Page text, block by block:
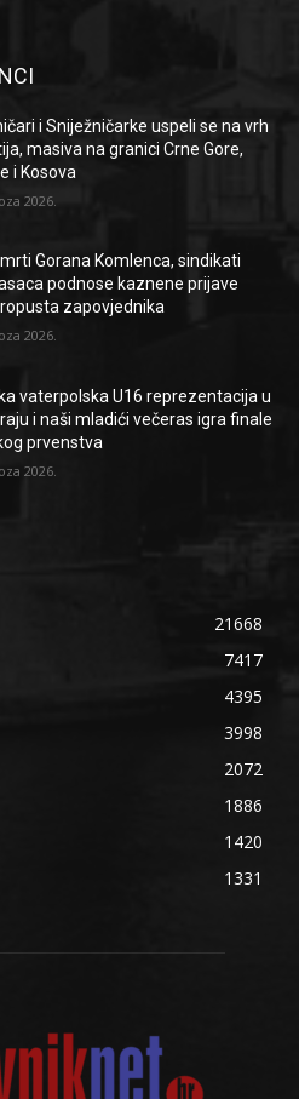
i Sniježničarke uspeli se na vrh
masiva na granici Crne Gore,
i Kosova
2026.
Gorana Komlenca, sindikati
podnose kaznene prijave
zapovjednika
2026.
vaterpolska U16 reprezentacija u
i naši mladići večeras igra finale
prvenstva
2026.
21668
7417
4395
3998
2072
1886
1420
1331